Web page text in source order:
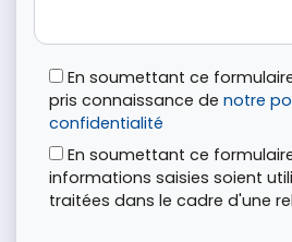
En soumettant ce
pris connaissance denotre
confidentialité
En soumettant ce
informations saisies soient
traitées dans le cadre d'une